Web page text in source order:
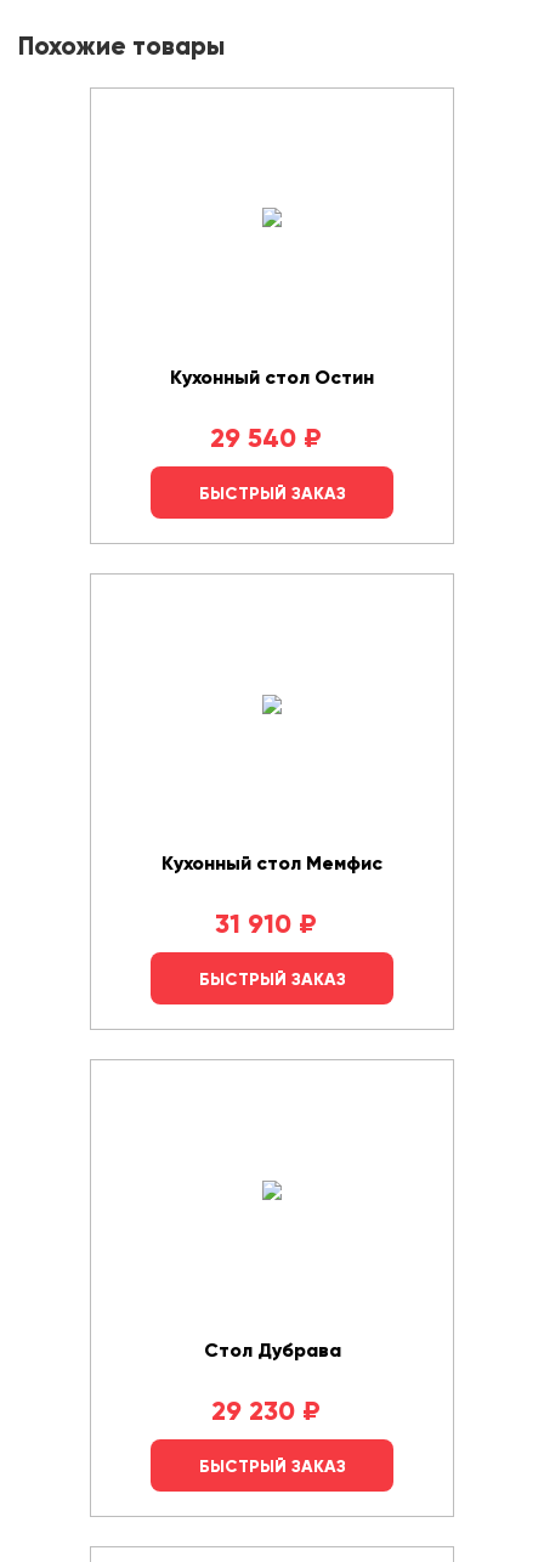
Похожие товары
Кухонный стол Остин
29 540 ₽
БЫСТРЫЙ ЗАКАЗ
Кухонный стол Мемфис
31 910 ₽
БЫСТРЫЙ ЗАКАЗ
Стол Дубрава
29 230 ₽
БЫСТРЫЙ ЗАКАЗ